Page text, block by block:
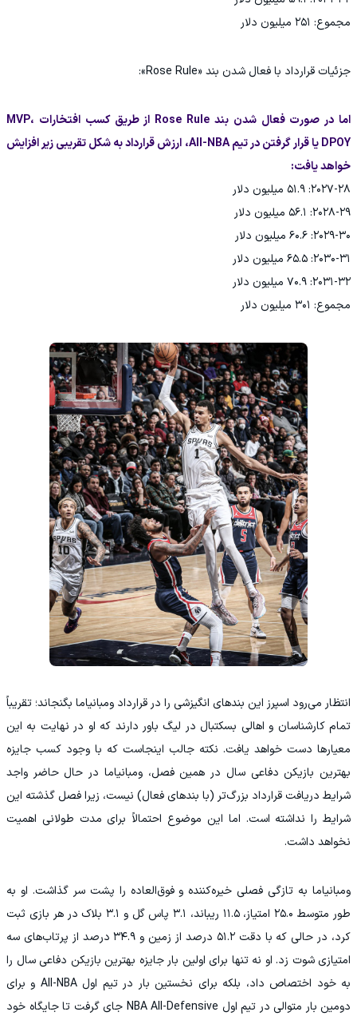
‏مجموع: ۲۵۱ میلیون دلار
‏جزئیات قرارداد با فعال شدن بند «Rose Rule»:
اما در صورت فعال شدن بند Rose Rule از طریق کسب افتخارات MVP،
DPOY یا قرار گرفتن در تیم All-NBA، ارزش قرارداد به شکل تقریبی زیر افزایش
خواهد یافت:
‏مجموع: ۳۰۱ میلیون دلار
انتظار می‌رود اسپرز این بندهای انگیزشی را در قرارداد ومبانیاما بگنجاند؛ تقریباً
تمام کارشناسان و اهالی بسکتبال در لیگ باور دارند که او در نهایت به این
معیارها دست خواهد یافت. نکته جالب اینجاست که با وجود کسب جایزه
بهترین بازیکن دفاعی سال در همین فصل، ومبانیاما در حال حاضر واجد
شرایط دریافت قرارداد بزرگ‌تر (با بندهای فعال) نیست، زیرا فصل گذشته این
شرایط را نداشته است. اما این موضوع احتمالاً برای مدت طولانی اهمیت
نخواهد داشت.
‏ومبانیاما به تازگی فصلی خیره‌کننده و فوق‌العاده را پشت سر گذاشت. او به
طور متوسط ۲۵.۰ امتیاز، ۱۱.۵ ریباند، ۳.۱ پاس گل و ۳.۱ بلاک در هر بازی ثبت
کرد، در حالی که با دقت ۵۱.۲ درصد از زمین و ۳۴.۹ درصد از پرتاب‌های سه
امتیازی شوت زد. او نه تنها برای اولین بار جایزه بهترین بازیکن دفاعی سال را
به خود اختصاص داد، بلکه برای نخستین بار در تیم اول All-NBA و برای
دومین بار متوالی در تیم اول NBA All-Defensive جای گرفت تا جایگاه خود